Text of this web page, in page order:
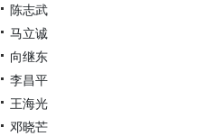
陈志武
马立诚
向继东
李昌平
王海光
邓晓芒